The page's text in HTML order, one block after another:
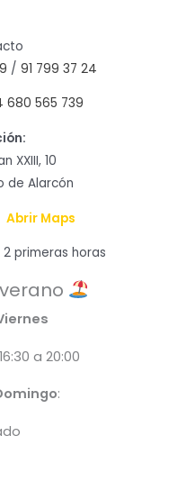
/ 91 799 37 24
680 565 739
XXIII, 10
de Alarcón
Abrir Maps
primeras horas
a 20:00
: